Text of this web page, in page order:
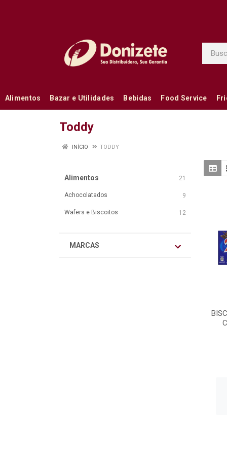
Alimentos Bazar e Utilidades Bebidas Food Service
Toddy
INÍCIO TODDY
Alimentos 21
Achocolatados 9
Wafers e Biscoitos 12
MARCAS